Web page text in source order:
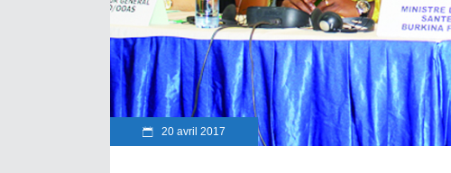
20 avril 2017